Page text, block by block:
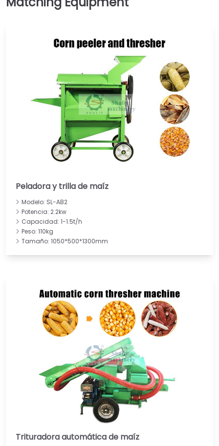
Peladora y trilla de maíz
Modelo: SL-AB2
Potencia: 2.2kw
Capacidad: 1-1.5t/h
Peso: 110kg
Tamaño: 1050*500*1300mm
Trituradora automática de maíz